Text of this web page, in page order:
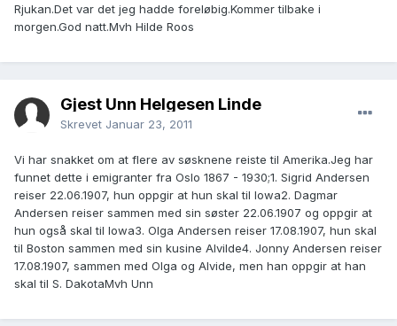
Rjukan.Det var det jeg hadde foreløbig.Kommer tilbake i
morgen.God natt.Mvh Hilde Roos
Gjest Unn Helgesen Linde
Skrevet Januar 23, 2011
Vi har snakket om at flere av søsknene reiste til Amerika.Jeg har
funnet dette i emigranter fra Oslo 1867 - 1930;1. Sigrid Andersen
reiser 22.06.1907, hun oppgir at hun skal til Iowa2. Dagmar
Andersen reiser sammen med sin søster 22.06.1907 og oppgir at
hun også skal til Iowa3. Olga Andersen reiser 17.08.1907, hun skal
til Boston sammen med sin kusine Alvilde4. Jonny Andersen reiser
17.08.1907, sammen med Olga og Alvide, men han oppgir at han
skal til S. DakotaMvh Unn